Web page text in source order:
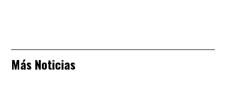
Más Noticias